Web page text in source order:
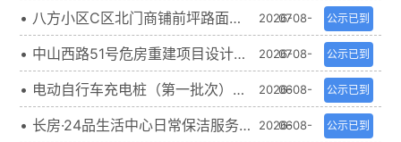
审计 中标候选人公示
07
期
• 八方小区C区北门商铺前坪路面改
造工程项目 中选候选人公示
2026-08-
07
公示已到
期
• 中山西路51号危房重建项目设计服
务（第二次） 中选候选人公示
2026-08-
06
公示已到
期
• 电动自行车充电桩（第一批次）采
购及安装服务 中选候选人公示
2026-08-
06
公示已到
期
• 长房·24品生活中心日常保洁服务
2026-08-
公示已到